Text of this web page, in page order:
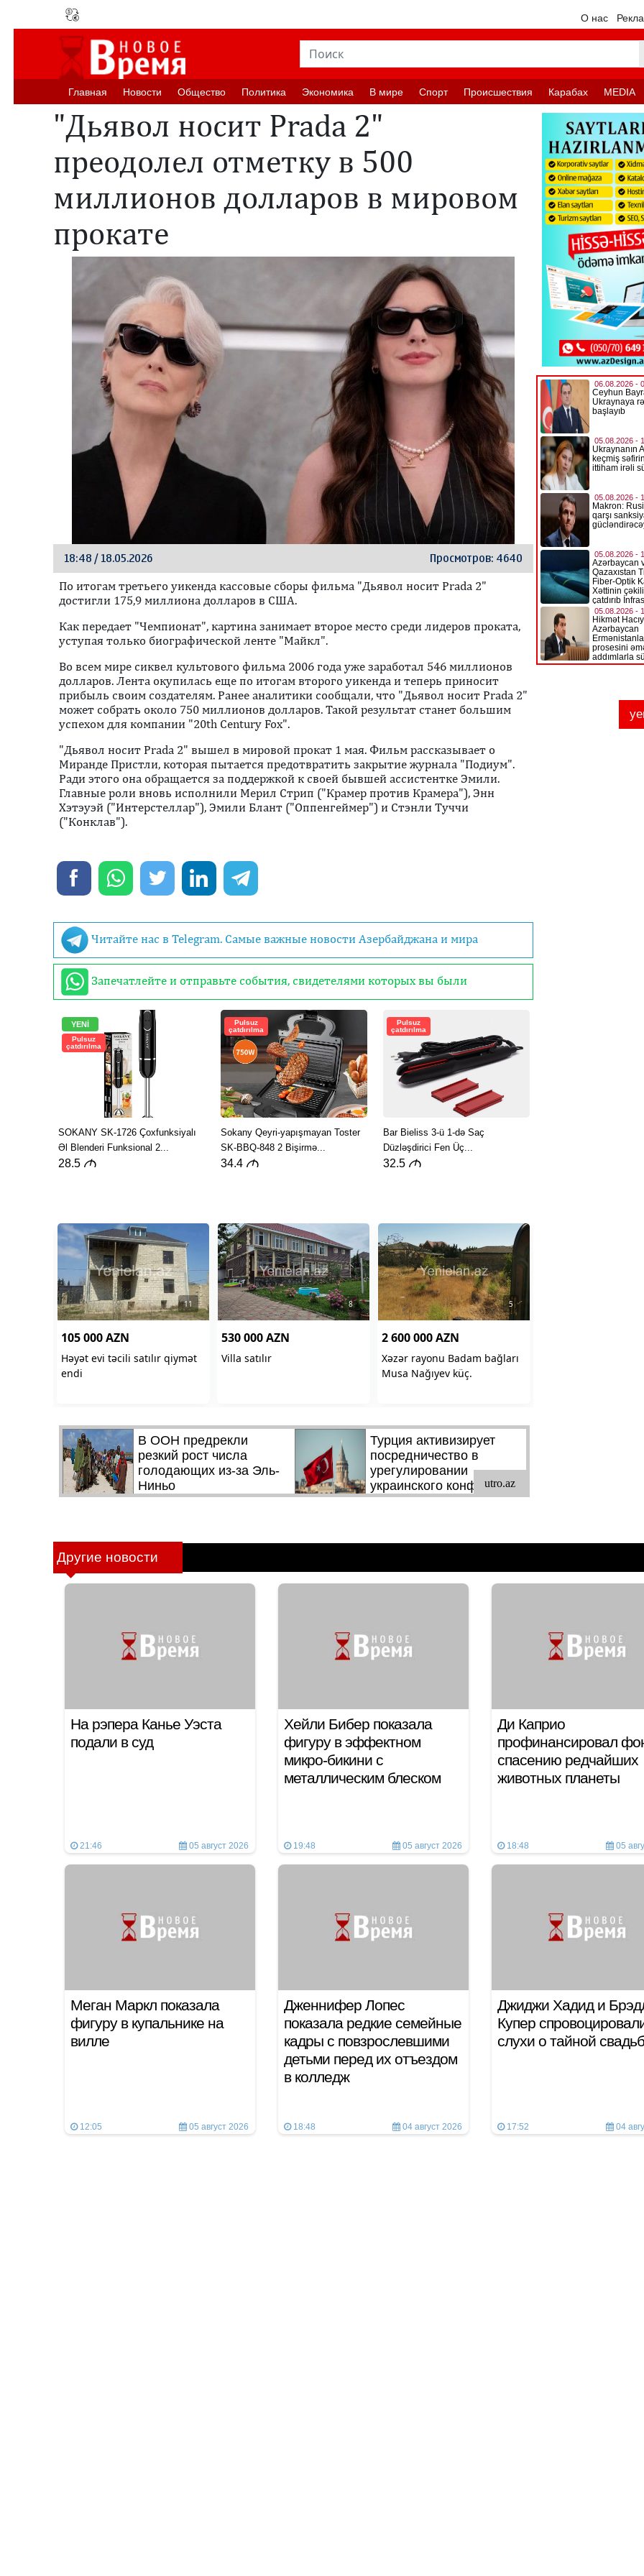
О нас
Главная Новости Oбщество Политика Экономика В мире Спорт Происшествия Карабах MEDIA
"Дьявол носит Prada 2"
преодолел отметку в 500
миллионов долларов в мировом
прокате
18:48 / 18.05.2026 Просмотров: 4640
По итогам третьего уикенда кассовые сборы фильма "Дьявол носит Prada 2"
достигли 175,9 миллиона долларов в США.
Как передает "Чемпионат", картина занимает второе место среди лидеров проката,
уступая только биографической ленте "Майкл".
Во всем мире сиквел культового фильма 2006 года уже заработал 546 миллионов
долларов. Лента окупилась еще по итогам второго уикенда и теперь приносит
прибыль своим создателям. Ранее аналитики сообщали, что "Дьявол носит Prada 2"
может собрать около 750 миллионов долларов. Такой результат станет большим
успехом для компании "20th Century Fox".
"Дьявол носит Prada 2" вышел в мировой прокат 1 мая. Фильм рассказывает о
Миранде Пристли, которая пытается предотвратить закрытие журнала "Подиум".
Ради этого она обращается за поддержкой к своей бывшей ассистентке Эмили.
Главные роли вновь исполнили Мерил Стрип ("Крамер против Крамера"), Энн
Хэтэуэй ("Интерстеллар"), Эмили Блант ("Оппенгеймер") и Стэнли Туччи
("Конклав").
Читайте нас в Telegram. Самые важные новости Азербайджана и мира
Запечатлейте и отправьте события, свидетелями которых вы были
Другие новости
На рэпера Канье Уэста
подали в суд
21:46 05 август 2026
Хейли Бибер показала
фигуру в эффектном
микро-бикини с
металлическим блеском
19:48 05 август 2026
Ди Каприо
профинансировал
спасению редчайших
животных планеты
18:48 05
Меган Маркл показала
фигуру в купальнике на
вилле
12:05 05 август 2026
Дженнифер Лопес
показала редкие семейные
кадры с повзрослевшими
детьми перед их отъездом
в колледж
18:48 04 август 2026
Джиджи Хадид и
Купер
слухи о тайной
17:52 04